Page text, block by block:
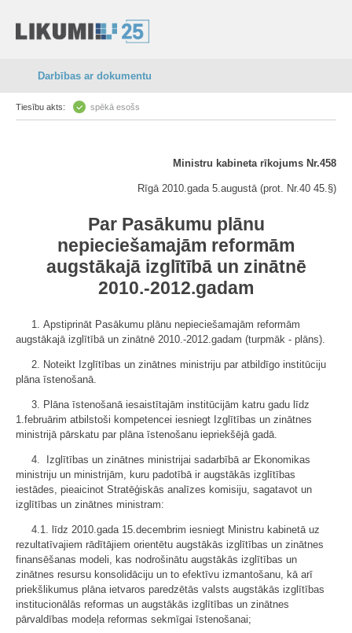
Darbības ar dokumentu
Tiesību akts: spēkā esošs
Ministru kabineta rīkojums Nr.458
Rīgā 2010.gada 5.augustā (prot. Nr.40 45.§)
Par Pasākumu plānu
nepieciešamajām reformām
augstākajā izglītībā un zinātnē
2010.-2012.gadam
1. Apstiprināt Pasākumu plānu nepieciešamajām reformām
augstākajā izglītībā un zinātnē 2010.-2012.gadam (turpmāk - plāns).
2. Noteikt Izglītības un zinātnes ministriju par atbildīgo institūciju
plāna īstenošanā.
3. Plāna īstenošanā iesaistītajām institūcijām katru gadu līdz
1.februārim atbilstoši kompetencei iesniegt Izglītības un zinātnes
ministrijā pārskatu par plāna īstenošanu iepriekšējā gadā.
4. Izglītības un zinātnes ministrijai sadarbībā ar Ekonomikas
ministriju un ministrijām, kuru padotībā ir augstākās izglītības
iestādes, pieaicinot Stratēģiskās analīzes komisiju, sagatavot un
izglītības un zinātnes ministram:
4.1. līdz 2010.gada 15.decembrim iesniegt Ministru kabinetā uz
rezultatīvajiem rādītājiem orientētu augstākās izglītības un zinātnes
finansēšanas modeli, kas nodrošinātu augstākās izglītības un
zinātnes resursu konsolidāciju un to efektīvu izmantošanu, kā arī
priekšlikumus plāna ietvaros paredzētās valsts augstākās izglītības
institucionālās reformas un augstākās izglītības un zinātnes
pārvaldības modeļa reformas sekmīgai īstenošanai;